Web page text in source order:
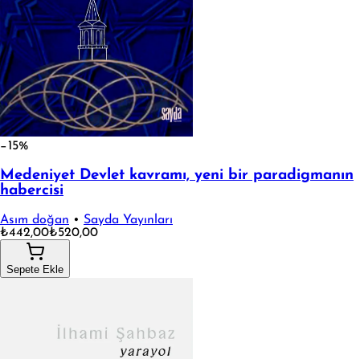
−15%
Medeniyet Devlet kavramı, yeni bir paradigmanın
habercisi
Asım doğan • Sayda Yayınları
₺442,00₺520,00
Sepete Ekle